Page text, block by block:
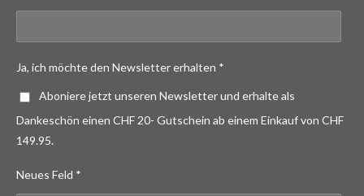
Ja, ich möchte den Newsletter erhalten *
Aboniere jetzt unseren Newsletter und erhalte als
Dankeschön einen CHF 20- Gutschein ab einem Einkauf von CHF
149.95.
Neues Feld *